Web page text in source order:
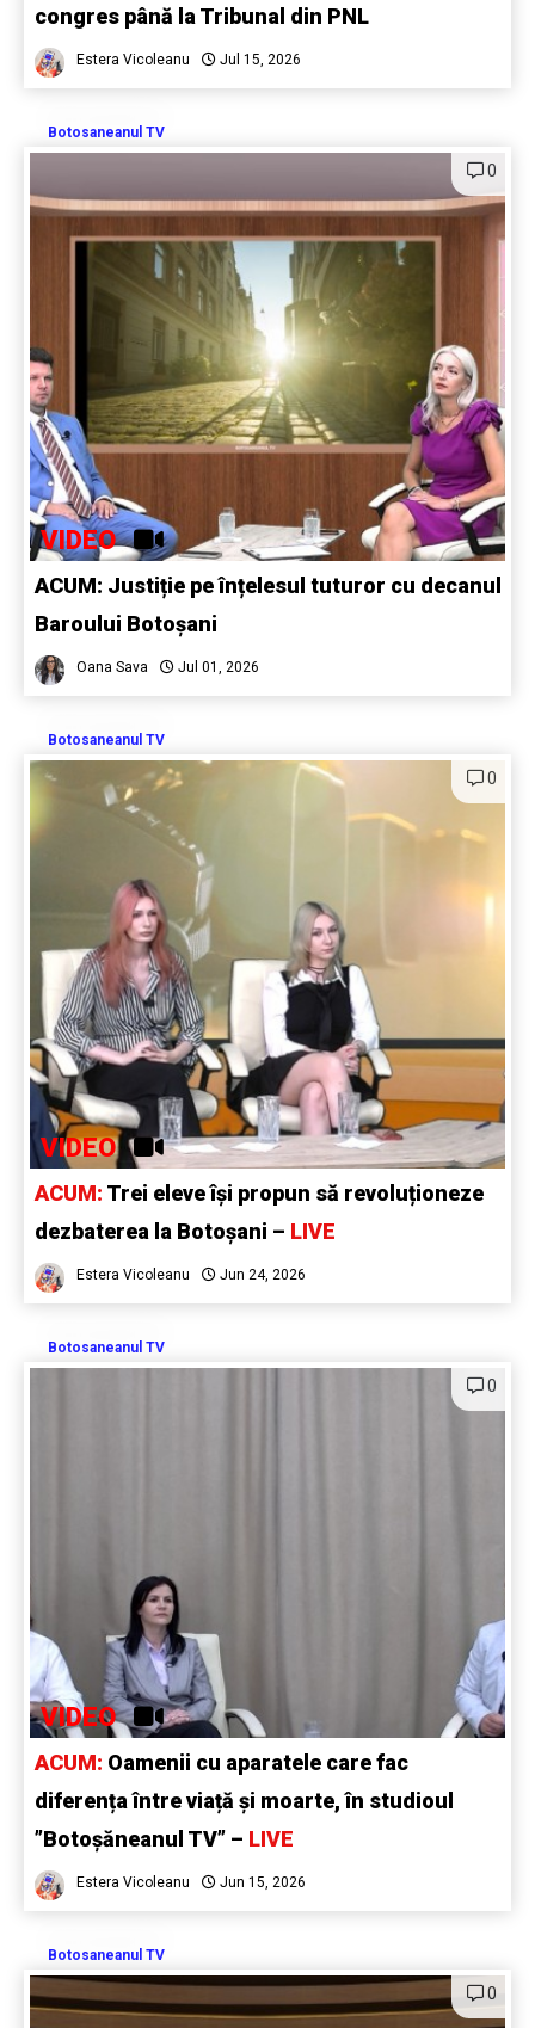
congres până la Tribunal din PNL
Estera Vicoleanu Jul 15, 2026
Botosaneanul TV
0
VIDEO
ACUM: Justiție pe înțelesul tuturor cu decanul
Baroului Botoșani
Oana Sava Jul 01, 2026
Botosaneanul TV
0
VIDEO
ACUM: Trei eleve își propun să revoluționeze
dezbaterea la Botoșani – LIVE
Estera Vicoleanu Jun 24, 2026
Botosaneanul TV
0
VIDEO
ACUM: Oamenii cu aparatele care fac
diferența între viață și moarte, în studioul
”Botoșăneanul TV” – LIVE
Estera Vicoleanu Jun 15, 2026
Botosaneanul TV
0